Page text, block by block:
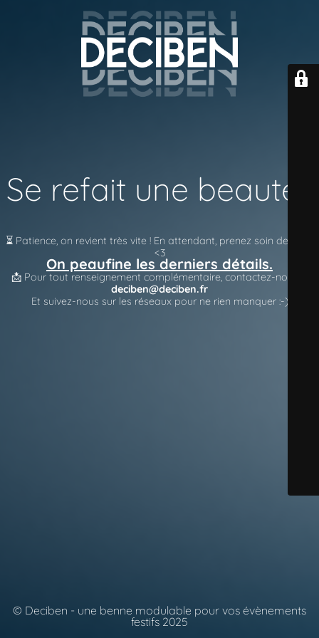
Se refait une beauté !
⏳ Patience, on revient très vite ! En attendant, prenez soin de vous
<3
On peaufine les derniers détails.
📩 Pour tout renseignement complémentaire, contactez-nous à
deciben@deciben.fr
Et suivez-nous sur les réseaux pour ne rien manquer :-)
© Deciben - une benne modulable pour vos évènements
festifs 2025